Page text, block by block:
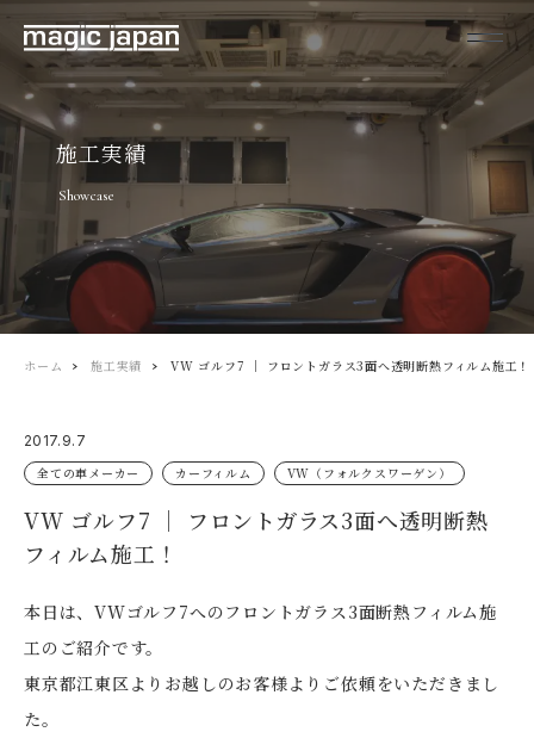
施工実績
Showcase
ホーム 施工実績 VW ゴルフ7 ｜ フロントガラス3面へ透明断熱フィルム施工！
2017.9.7
全ての車メーカー
カーフィルム VW（フォルクスワーゲン）
VW ゴルフ7 ｜ フロントガラス3面へ透明断熱
フィルム施工！
本日は、VWゴルフ7へのフロントガラス3面断熱フィルム施
工のご紹介です。
東京都江東区よりお越しのお客様よりご依頼をいただきまし
た。